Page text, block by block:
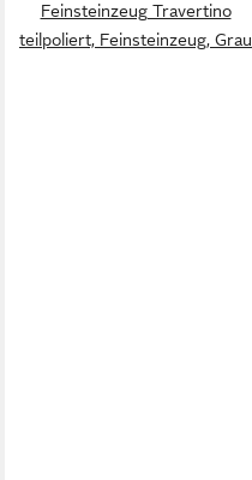
Feinsteinzeug Travertino
teilpoliert, Feinsteinzeug, Grau